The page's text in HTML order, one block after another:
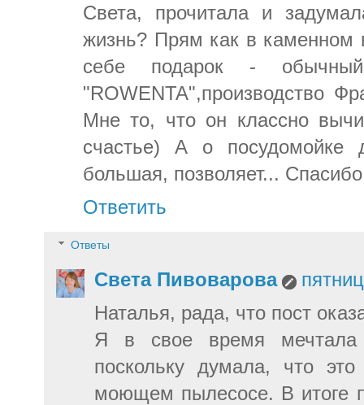
Света, прочитала и
жизнь? Прям как в каменном
себе подарок -
"ROWENTA",производство
Мне то, что он классно
счастье) А о
большая, позволяет...
Ответить
Ответы
Света Пивоварова
Наталья, рада, что пост
Я в свое время мечтала
поскольку думала, что
моющем пылесосе. В итоге